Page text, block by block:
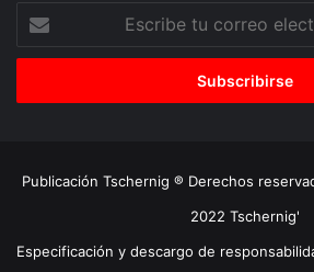
correo
Publicación Tschernig ® Derechos
2022 Tschernig'
Especificación y descargo de